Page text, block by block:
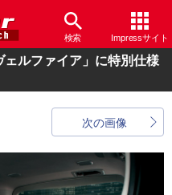
検索 Impressサイト
ェルファイア」に特別仕様
次の画像